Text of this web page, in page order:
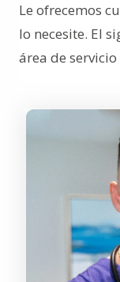
Le ofrecemos
lo necesite. El
área de